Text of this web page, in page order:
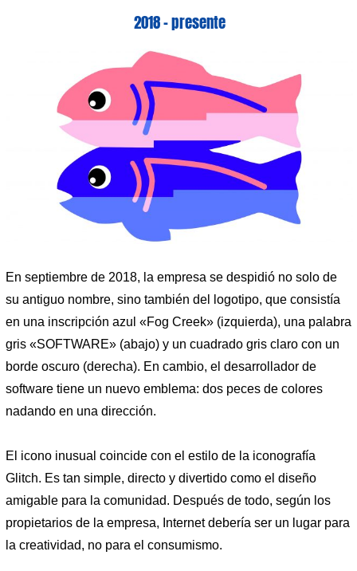
2018 – presente
En septiembre de 2018, la empresa se despidió no solo de
su antiguo nombre, sino también del logotipo, que consistía
en una inscripción azul «Fog Creek» (izquierda), una palabra
gris «SOFTWARE» (abajo) y un cuadrado gris claro con un
borde oscuro (derecha). En cambio, el desarrollador de
software tiene un nuevo emblema: dos peces de colores
nadando en una dirección.
El icono inusual coincide con el estilo de la iconografía
Glitch. Es tan simple, directo y divertido como el diseño
amigable para la comunidad. Después de todo, según los
propietarios de la empresa, Internet debería ser un lugar para
la creatividad, no para el consumismo.